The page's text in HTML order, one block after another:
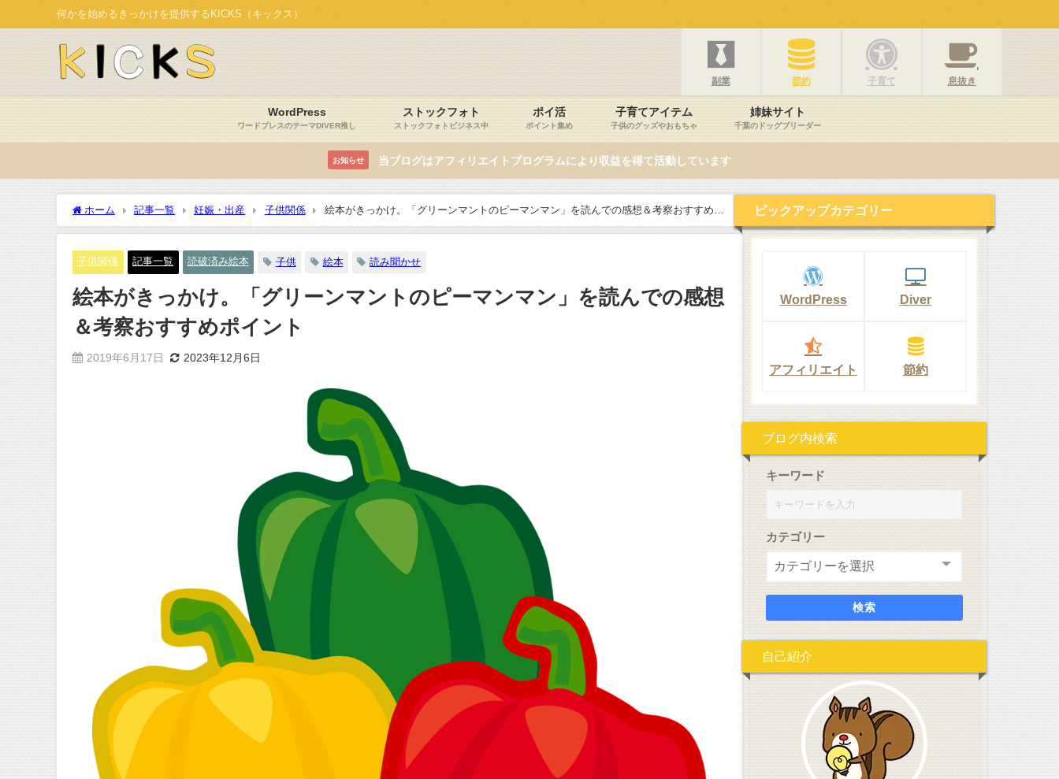
何かを始めるきっかけを提供するKICKS（キックス）
副業 節約 子育て 息抜き
WordPress
ワードプレスのテーマDIVER推し
ストックフォト
ストックフォトビジネス中
ポイ活
ポイント集め
子育てアイテム
子供のグッズやおもちゃ
姉妹サイト
千葉のドッグブリーダー
お知らせ 当ブログはアフィリエイトプログラムにより収益を得て活動しています
ホーム 記事一覧 妊娠・出産 子供関係
絵本がきっかけ。「グリーンマントのピーマンマン」を読んでの感想＆考察おすすめポ
イント
子供関係 記事一覧 読破済み絵本 子供 絵本 読み聞かせ
絵本がきっかけ。「グリーンマントのピーマンマン」を読んでの感想
＆考察おすすめポイント
2019年6月17日 2023年12月6日
ピックアップカテゴリー
WordPress Diver
アフィリエイト 節約
ブログ内検索
キーワード
カテゴリー
検索
自己紹介